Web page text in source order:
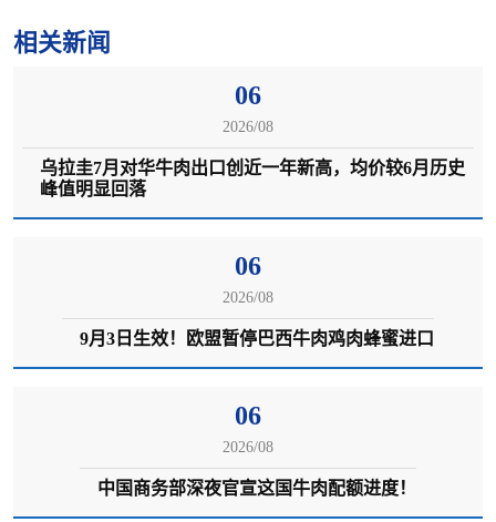
相关新闻
06
2026/08
乌拉圭7月对华牛肉出口创近一年新高，均价较6月历史
峰值明显回落
06
2026/08
9月3日生效！欧盟暂停巴西牛肉鸡肉蜂蜜进口
06
2026/08
中国商务部深夜官宣这国牛肉配额进度！